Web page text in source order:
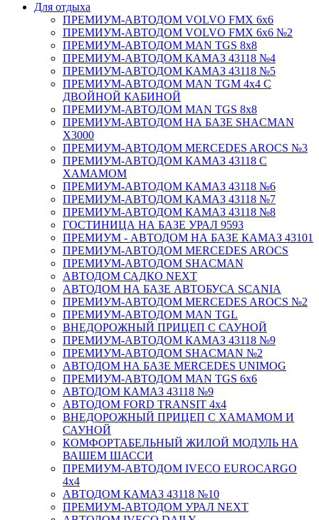
Для отдыха
ПРЕМИУМ-АВТОДОМ VOLVO FMX 6x6
ПРЕМИУМ-АВТОДОМ VOLVO FMX 6x6 №2
ПРЕМИУМ-АВТОДОМ MAN TGS 8х8
ПРЕМИУМ-АВТОДОМ КАМАЗ 43118 №4
ПРЕМИУМ-АВТОДОМ КАМАЗ 43118 №5
ПРЕМИУМ-АВТОДОМ MAN TGM 4х4 С
ДВОЙНОЙ КАБИНОЙ
ПРЕМИУМ-АВТОДОМ MAN TGS 8х8
ПРЕМИУМ-АВТОДОМ НА БАЗЕ SHACMAN
X3000
ПРЕМИУМ-АВТОДОМ MERCEDES AROCS №3
ПРЕМИУМ-АВТОДОМ КАМАЗ 43118 С
ХАМАМОМ
ПРЕМИУМ-АВТОДОМ КАМАЗ 43118 №6
ПРЕМИУМ-АВТОДОМ КАМАЗ 43118 №7
ПРЕМИУМ-АВТОДОМ КАМАЗ 43118 №8
ГОСТИНИЦА НА БАЗЕ УРАЛ 9593
ПРЕМИУМ - АВТОДОМ НА БАЗЕ КАМАЗ 43101
ПРЕМИУМ-АВТОДОМ MERCEDES AROCS
ПРЕМИУМ-АВТОДОМ SHACMAN
АВТОДОМ САДКО NEXT
АВТОДОМ НА БАЗЕ АВТОБУСА SCANIA
ПРЕМИУМ-АВТОДОМ MERCEDES AROCS №2
ПРЕМИУМ-АВТОДОМ MAN TGL
ВНЕДОРОЖНЫЙ ПРИЦЕП С САУНОЙ
ПРЕМИУМ-АВТОДОМ КАМАЗ 43118 №9
ПРЕМИУМ-АВТОДОМ SHACMAN №2
АВТОДОМ НА БАЗЕ MERCEDES UNIMOG
ПРЕМИУМ-АВТОДОМ MAN TGS 6х6
АВТОДОМ КАМАЗ 43118 №9
АВТОДОМ FORD TRANSIT 4x4
ВНЕДОРОЖНЫЙ ПРИЦЕП С ХАМАМОМ И
САУНОЙ
КОМФОРТАБЕЛЬНЫЙ ЖИЛОЙ МОДУЛЬ НА
ВАШЕМ ШАССИ
ПРЕМИУМ-АВТОДОМ IVECO EUROCARGO
4х4
АВТОДОМ КАМАЗ 43118 №10
ПРЕМИУМ-АВТОДОМ УРАЛ NEXT